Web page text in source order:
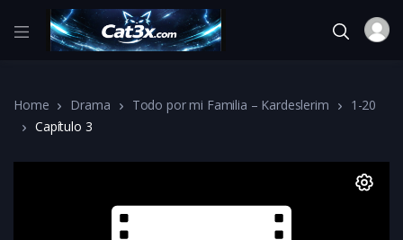
Home Drama Todo por mi Familia – Kardeslerim
1-20
Capítulo 3